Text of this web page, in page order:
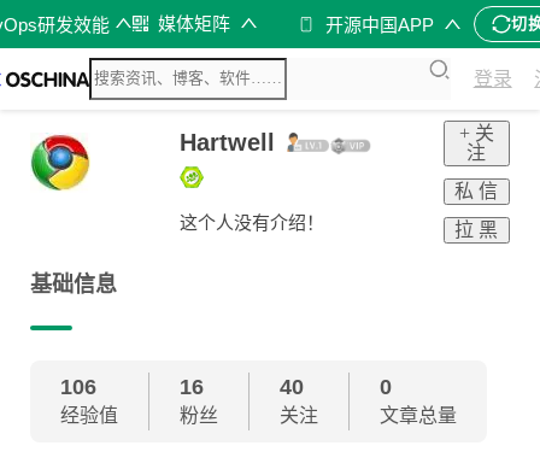
研发效能 媒体矩阵 开源中国APP 切
登录
Hartwell
这个人没有介绍！
+ 关
注
私 信
拉 黑
基础信息
106
经验值
16
粉丝
40
关注
0
文章总量